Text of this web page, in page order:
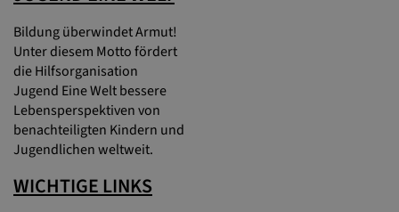
Bildung überwindet Armut!
Unter diesem Motto fördert
die Hilfsorganisation
Jugend Eine Welt bessere
Lebensperspektiven von
benachteiligten Kindern und
Jugendlichen weltweit.
WICHTIGE LINKS